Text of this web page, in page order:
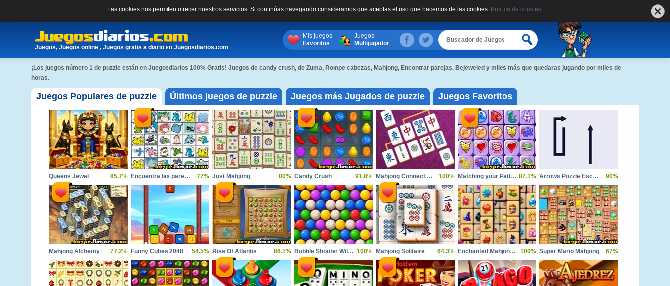
Las cookies nos permiten ofrecer nuestros servicios. Si continúas navegando consideramos que aceptas el uso que hacemos de las cookies. Política de cookies.
Juegos, Juegos online , Juegos gratis a diario en Juegosdiarios.com
Mis juegos
Favoritos
Juegos
Multijugador
¡Los juegos número 1 de puzzle están en Juegosdiarios 100% Gratis! Juegos de candy crush, de Zuma, Rompe cabezas, Mahjong, Encontrar parejas, Bejeweled y miles más que quedaras jugando por miles de
horas.
Juegos Populares de puzzle Últimos juegos de puzzle Juegos más Jugados de puzzle Juegos Favoritos
Queens Jewel 85.7% Encuentra las parejas 77% Just Mahjong 80% Candy Crush 91.8% Mahjong Connect Majong Class 100% Matching your Pattern 87.1% Arrows Puzzle Escape 90%
Mahjong Alchemy 77.2% Funny Cubes 2048 54.5% Rise Of Atlantis 86.1% Bubble Shooter Wild West 100% Mahjong Solitaire 64.3% Enchanted Mahjong Saga 100% Super Mario Mahjong 67%